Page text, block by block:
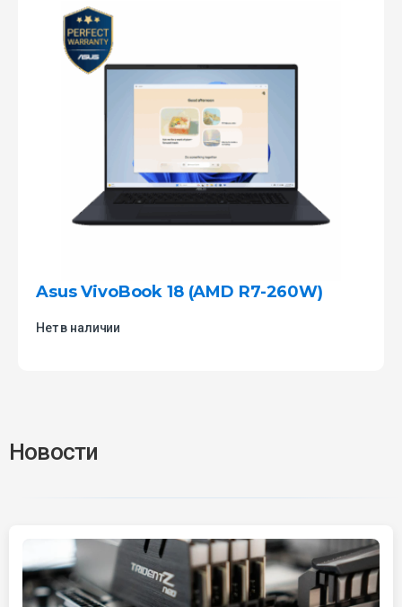
Asus VivoBook 18 (AMD R7-260W)
Нет в наличии
Новости